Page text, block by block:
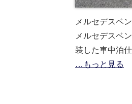
メルセデスベ
メルセデスベ
装した車中泊
…もっと見る